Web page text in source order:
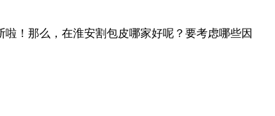
！那么，在淮安割包皮哪家好呢？要考虑哪些因